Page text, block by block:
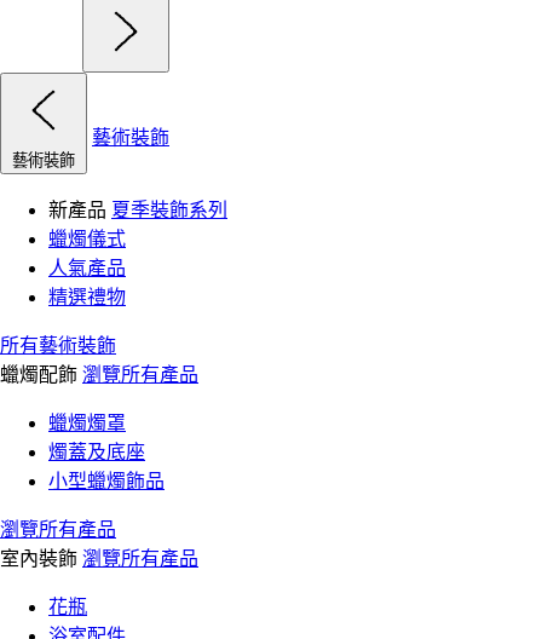
藝術裝飾
藝術裝飾
新產品 夏季裝飾系列
蠟燭儀式
人氣產品
精選禮物
所有藝術裝飾
蠟燭配飾 瀏覽所有產品
蠟燭燭罩
燭蓋及底座
小型蠟燭飾品
瀏覽所有產品
室內裝飾 瀏覽所有產品
花瓶